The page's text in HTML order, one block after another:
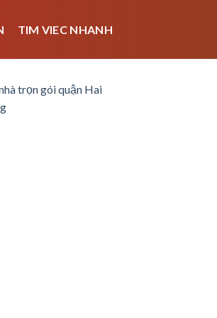
TIM VIEC NHANH
trọn gói quận Hai